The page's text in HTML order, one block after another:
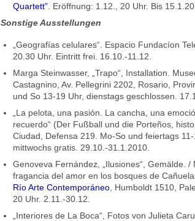
Quartett”. Eröffnung: 1.12., 20 Uhr. Bis
Sonstige Ausstellungen
„Geografías celulares“. Espacio Fundacíon
20.30 Uhr. Eintritt frei. 16.10.-11.12.
Marga Steinwasser, „Trapo“, Installation.
Castagnino, Av. Pellegrini 2202, Rosario,
und So 13-19 Uhr, dienstags geschlossen.
„La pelota, una pasión. La cancha, una
recuerdo“ (Der Fußball und die Porteños,
Ciudad, Defensa 219. Mo-So und feiertags
mittwochs gratis. 29.10.-31.1.2010.
Genoveva Fernández, „Ilusiones“, Gemälde. /
fragancia del amor en los bosques de
Río Arte Contemporáneo, Humboldt 1510,
20 Uhr. 2.11.-30.12.
„Interiores de La Boca“, Fotos von Julieta